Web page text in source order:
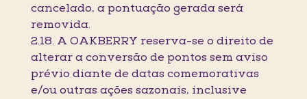
cancelado, a pontuação gerada será
removida.
2.18. A OAKBERRY reserva-se o direito de
alterar a conversão de pontos sem aviso
prévio diante de datas comemorativas
e/ou outras ações sazonais, inclusive